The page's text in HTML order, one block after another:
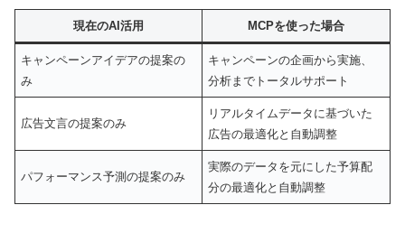
現在のAI活用 MCPを使った場合
キャンペーンアイデアの提案の
み
キャンペーンの企画から実施、
分析までトータルサポート
広告文言の提案のみ
リアルタイムデータに基づいた
広告の最適化と自動調整
パフォーマンス予測の提案のみ
実際のデータを元にした予算配
分の最適化と自動調整